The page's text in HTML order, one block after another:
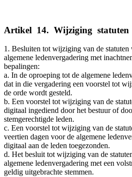
Artikel 14. Wijziging statuten
1. Besluiten tot wijziging van de statuten
algemene ledenvergadering met
bepalingen:
a. In de oproeping tot de algemene
dat in die vergadering een voorstel tot
de orde wordt gesteld.
b. Een voorstel tot wijziging van de
digitaal ingediend door het bestuur of
stemgerechtigde leden.
c. Een voorstel tot wijziging van de
veertien dagen voor de algemene
digitaal aan de leden toegezonden.
d. Het besluit tot wijziging van de
algemene ledenvergadering met een
geldig uitgebrachte stemmen.